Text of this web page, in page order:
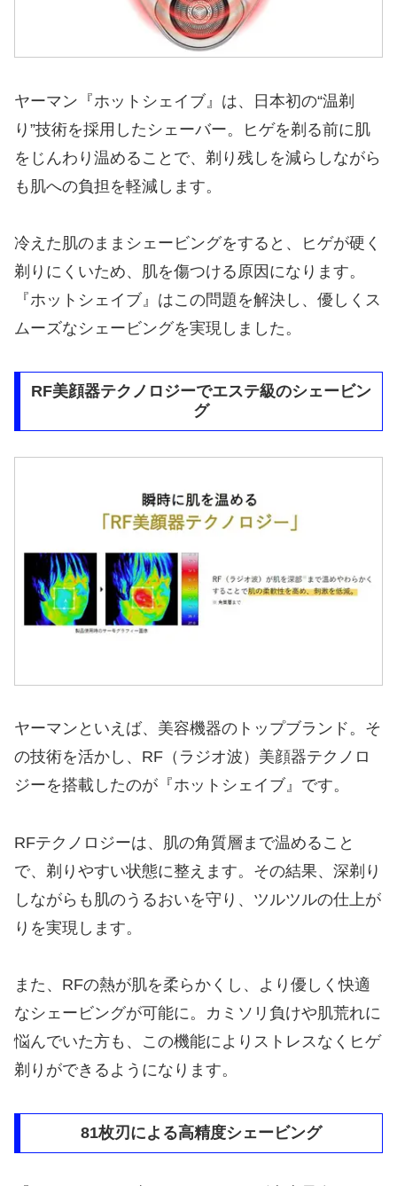
ヤーマン『ホットシェイブ』は、日本初の“温剃
り”技術を採用したシェーバー。ヒゲを剃る前に肌
をじんわり温めることで、剃り残しを減らしながら
も肌への負担を軽減します。
冷えた肌のままシェービングをすると、ヒゲが硬く
剃りにくいため、肌を傷つける原因になります。
『ホットシェイブ』はこの問題を解決し、優しくス
ムーズなシェービングを実現しました。
RF美顔器テクノロジーでエステ級のシェービン
グ
ヤーマンといえば、美容機器のトップブランド。そ
の技術を活かし、RF（ラジオ波）美顔器テクノロ
ジーを搭載したのが『ホットシェイブ』です。
RFテクノロジーは、肌の角質層まで温めること
で、剃りやすい状態に整えます。その結果、深剃り
しながらも肌のうるおいを守り、ツルツルの仕上が
りを実現します。
また、RFの熱が肌を柔らかくし、より優しく快適
なシェービングが可能に。カミソリ負けや肌荒れに
悩んでいた方も、この機能によりストレスなくヒゲ
剃りができるようになります。
81枚刃による高精度シェービング